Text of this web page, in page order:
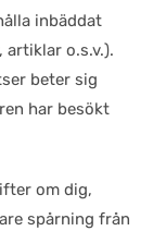
inbäddat
artiklar o.s.v.).
beter sig
har besökt
om dig,
spårning från